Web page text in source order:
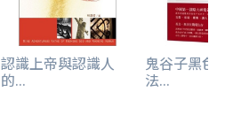
認識上帝與認識人
的...
鬼谷子黑色
法...